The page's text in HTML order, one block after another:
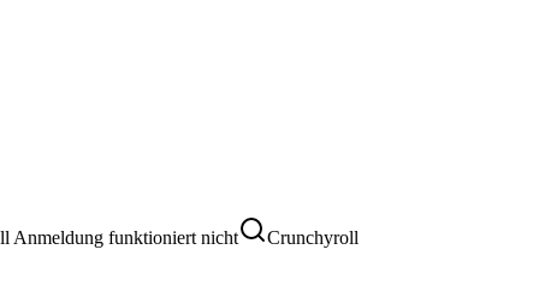
Anmeldung funktioniert nicht
Crunchyroll